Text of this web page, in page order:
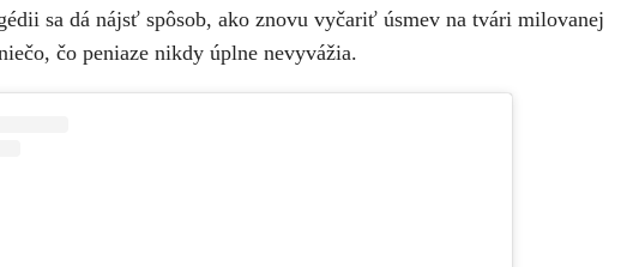
sa dá nájsť spôsob, ako znovu vyčariť úsmev na tvári milovanej
čo peniaze nikdy úplne nevyvážia.